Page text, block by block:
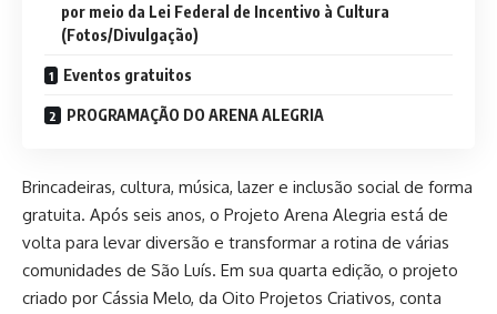
por meio da Lei Federal de Incentivo à Cultura
(Fotos/Divulgação)
Eventos gratuitos
PROGRAMAÇÃO DO ARENA ALEGRIA
Brincadeiras, cultura, música, lazer e inclusão social de forma
gratuita. Após seis anos, o Projeto Arena Alegria está de
volta para levar diversão e transformar a rotina de várias
comunidades de São Luís. Em sua quarta edição, o projeto
criado por Cássia Melo, da Oito Projetos Criativos, conta